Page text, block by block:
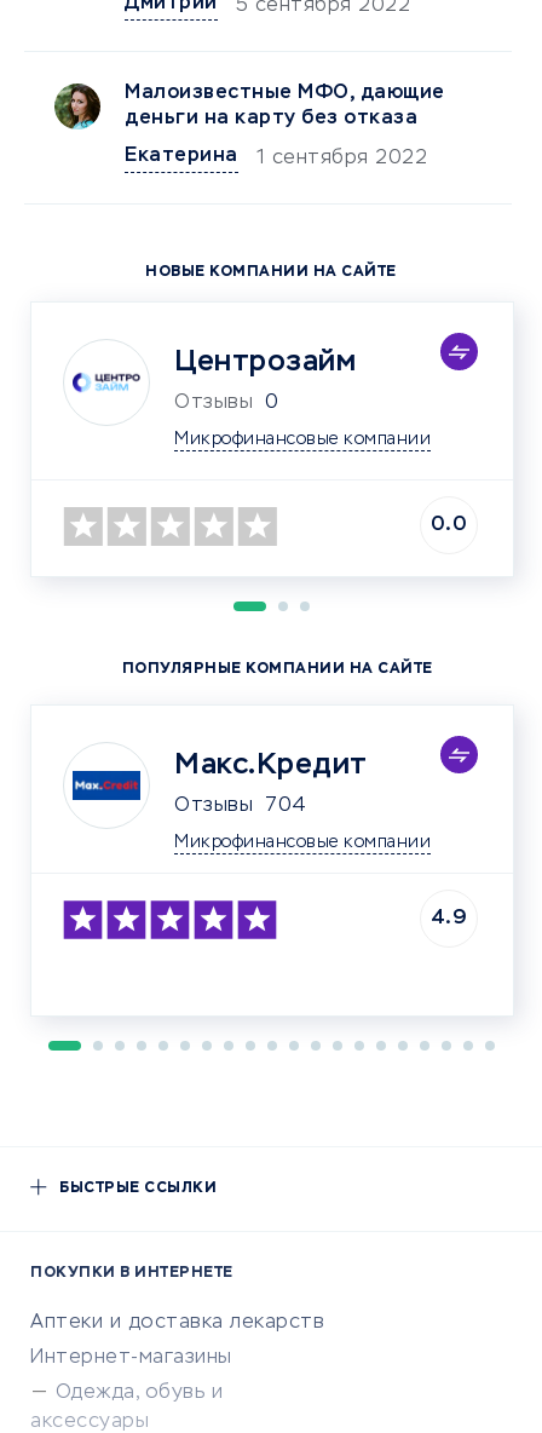
5 сентября 2022
Малоизвестные МФО, дающие
деньги на карту без отказа
Екатерина
1 сентября 2022
НОВЫЕ КОМПАНИИ НА САЙТЕ
Центрозайм
Отзывы 0
Микрофинансовые компании
0.0
ПОПУЛЯРНЫЕ КОМПАНИИ НА САЙТЕ
Макс.Кредит
Отзывы 704
Микрофинансовые компании
4.9
БЫСТРЫЕ ССЫЛКИ
ПОКУПКИ В ИНТЕРНЕТЕ
Аптеки и доставка лекарств
Интернет-магазины
Одежда, обувь и
аксессуары